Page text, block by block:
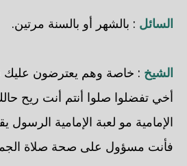
السائل : بالشهر أو بالسنة مرتين.
الشيخ : خاصة وهم يعترضون عليك
أخي تفضلوا صلوا أنتم أنت ريح
الإمامية مو لعبة الإمامية الرسول
فأنت مسؤول على صحة صلاة